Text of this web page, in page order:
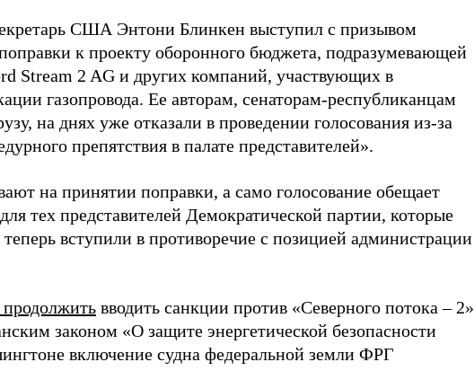
США Энтони Блинкен выступил с призывом
к проекту оборонного бюджета, подразумевающей
Stream 2 AG и других компаний, участвующих в
газопровода. Ее авторам, сенаторам-республиканцам
на днях уже отказали в проведении голосования из-за
препятствия в палате представителей».
на принятии поправки, а само голосование обещает
тех представителей Демократической партии, которые
вступили в противоречие с позицией администрации
вводить санкции против «Северного потока – 2»
законом «О защите энергетической безопасности
включение судна федеральной земли ФРГ